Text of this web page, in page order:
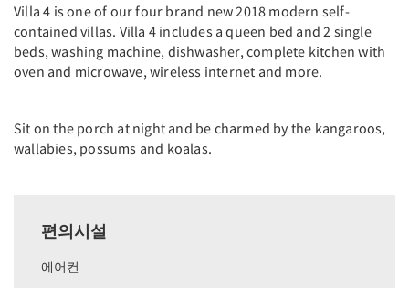
Villa 4 is one of our four brand new 2018 modern self-
contained villas. Villa 4 includes a queen bed and 2 single
beds, washing machine, dishwasher, complete kitchen with
oven and microwave, wireless internet and more.
Sit on the porch at night and be charmed by the kangaroos,
wallabies, possums and koalas.
편의시설
에어컨